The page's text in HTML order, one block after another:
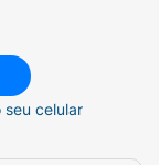
celular